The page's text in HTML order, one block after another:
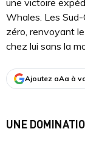
une victoire
Whales. Les
zéro, renvoyant
chez lui sans la
Ajoutez aAa à
UNE